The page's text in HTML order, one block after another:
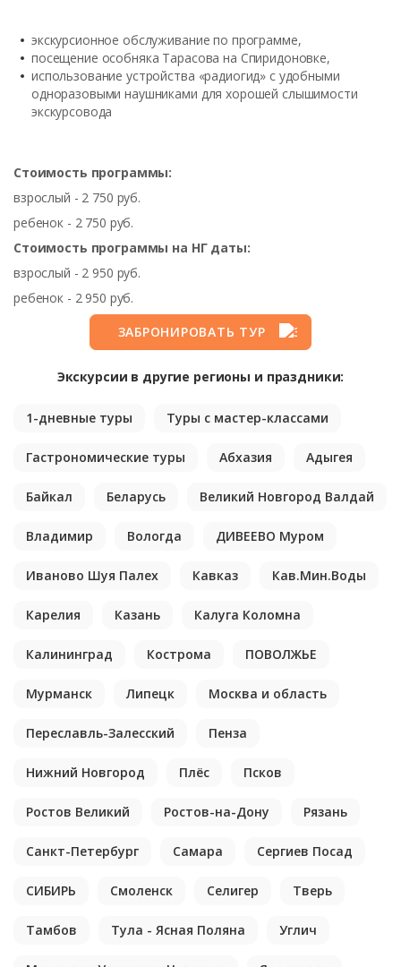
экскурсионное обслуживание по программе,
посещение особняка Тарасова на Спиридоновке,
использование устройства «радиогид» с удобными
одноразовыми наушниками для хорошей слышимости
экскурсовода
Стоимость программы:
взрослый - 2 750 руб.
ребенок - 2 750 руб.
Стоимость программы на НГ даты:
взрослый - 2 950 руб.
ребенок - 2 950 руб.
ЗАБРОНИРОВАТЬ ТУР
Экскурсии в другие регионы и праздники:
1-дневные туры Туры с мастер-классами
Гастрономические туры Абхазия Адыгея
Байкал Беларусь Великий Новгород Валдай
Владимир Вологда ДИВЕЕВО Муром
Иваново Шуя Палех Кавказ Кав.Мин.Воды
Карелия Казань Калуга Коломна
Калининград Кострома ПОВОЛЖЬЕ
Мурманск Липецк Москва и область
Переславль-Залесский Пенза
Нижний Новгород Плёс Псков
Ростов Великий Ростов-на-Дону Рязань
Санкт-Петербург Самара Сергиев Посад
СИБИРЬ Смоленск Селигер Тверь
Тамбов Тула - Ясная Поляна Углич